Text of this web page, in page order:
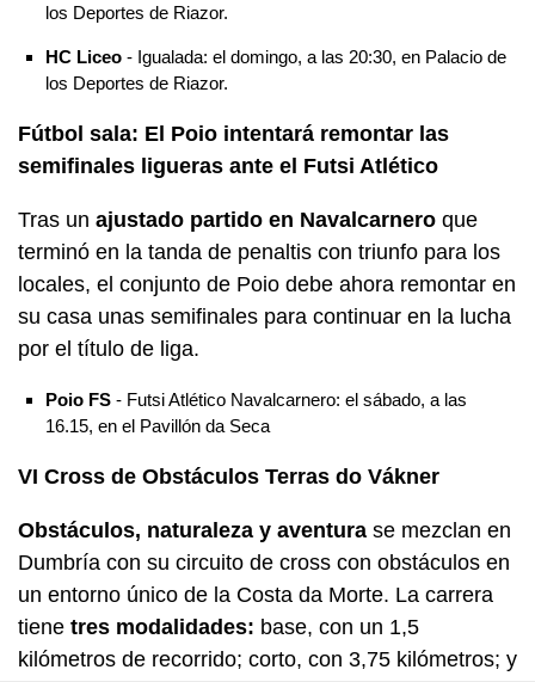
los Deportes de Riazor.
HC Liceo- Igualada: el domingo, a las 20:30, en Palacio de
los Deportes de Riazor.
Fútbol sala: El Poio intentará remontar las
semifinales ligueras ante el Futsi Atlético
Tras un ajustado partido en Navalcarnero que
terminó en la tanda de penaltis con triunfo para los
locales, el conjunto de Poio debe ahora remontar en
su casa unas semifinales para continuar en la lucha
por el título de liga.
Poio FS- Futsi Atlético Navalcarnero: el sábado, a las
16.15, en el Pavillón da Seca
VI Cross de Obstáculos Terras do Vákner
Obstáculos, naturaleza y aventura se mezclan en
Dumbría con su circuito de cross con obstáculos en
un entorno único de la Costa da Morte. La carrera
tiene tres modalidades: base, con un 1,5
kilómetros de recorrido; corto, con 3,75 kilómetros; y